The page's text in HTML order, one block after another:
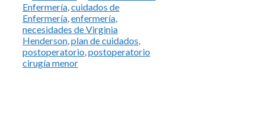
Enfermería,cuidados de
Enfermería,enfermería,
necesidades de Virginia
Henderson,plan de cuidados,
postoperatorio,postoperatorio
cirugía menor